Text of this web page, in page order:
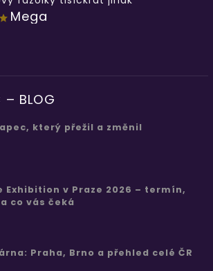
Mega
– BLOG
který přežil a změnil
Exhibition v Praze 2026 – termín,
co vás čeká
Praha, Brno a přehled celé ČR